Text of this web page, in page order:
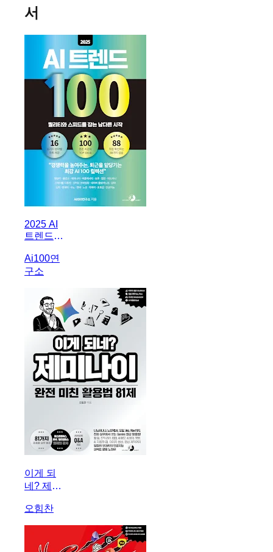
서
2025 AI
트렌드
Ai100연
구소
이게 되
네? 제미
미친 활용
법 81제
오힘찬